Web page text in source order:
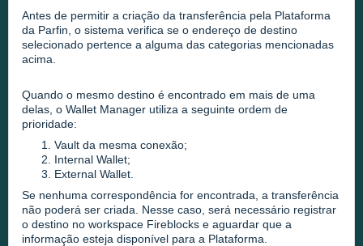
Antes de permitir a criação da transferência pela Plataforma
da Parfin, o sistema verifica se o endereço de destino
selecionado pertence a alguma das categorias mencionadas
acima.
Quando o mesmo destino é encontrado em mais de uma
delas, o Wallet Manager utiliza a seguinte ordem de
prioridade:
Vault da mesma conexão;
Internal Wallet;
External Wallet.
Se nenhuma correspondência for encontrada, a transferência
não poderá ser criada. Nesse caso, será necessário registrar
o destino no workspace Fireblocks e aguardar que a
informação esteja disponível para a Plataforma.